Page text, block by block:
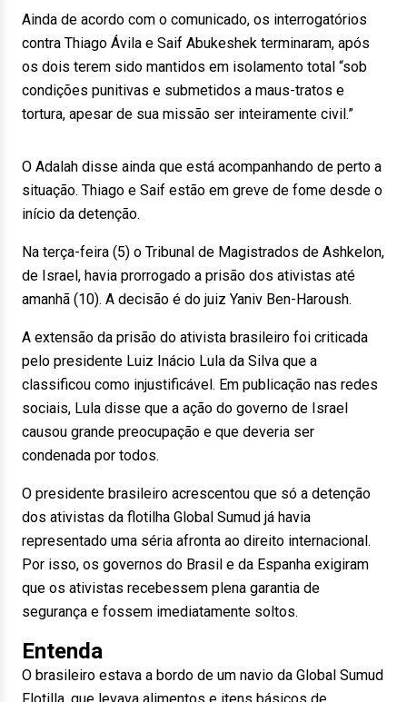
Ainda de acordo com o comunicado, os interrogatórios
contra Thiago Ávila e Saif Abukeshek terminaram, após
os dois terem sido mantidos em isolamento total “sob
condições punitivas e submetidos a maus-tratos e
tortura, apesar de sua missão ser inteiramente civil.”
O Adalah disse ainda que está acompanhando de perto a
situação. Thiago e Saif estão em greve de fome desde o
início da detenção.
Na terça-feira (5) o Tribunal de Magistrados de Ashkelon,
de Israel, havia prorrogado a prisão dos ativistas até
amanhã (10). A decisão é do juiz Yaniv Ben-Haroush.
A extensão da prisão do ativista brasileiro foi criticada
pelo presidente Luiz Inácio Lula da Silva que a
classificou como injustificável. Em publicação nas redes
sociais, Lula disse que a ação do governo de Israel
causou grande preocupação e que deveria ser
condenada por todos.
O presidente brasileiro acrescentou que só a detenção
dos ativistas da flotilha Global Sumud já havia
representado uma séria afronta ao direito internacional.
Por isso, os governos do Brasil e da Espanha exigiram
que os ativistas recebessem plena garantia de
segurança e fossem imediatamente soltos.
Entenda
O brasileiro estava a bordo de um navio da Global Sumud